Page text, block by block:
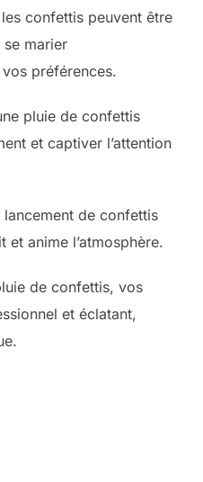
confettis peuvent être
marier
préférences.
pluie de confettis
et captiver l’attention
lancement de confettis
et anime l’atmosphère.
de confettis, vos
et éclatant,